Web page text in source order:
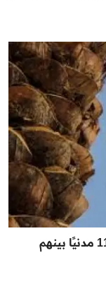
هجوم حوثي على نجران يسفر عن إصابة 11 مدنيًا بينهم